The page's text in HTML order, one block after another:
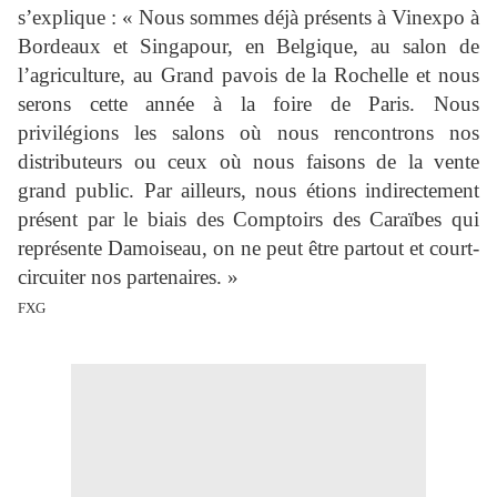
s’explique : « Nous sommes déjà présents à Vinexpo à
Bordeaux et Singapour, en Belgique, au salon de
l’agriculture, au Grand pavois de la Rochelle et nous
serons cette année à la foire de Paris. Nous
privilégions les salons où nous rencontrons nos
distributeurs ou ceux où nous faisons de la vente
grand public. Par ailleurs, nous étions indirectement
présent par le biais des Comptoirs des Caraïbes qui
représente Damoiseau, on ne peut être partout et court-
circuiter nos partenaires. »
FXG